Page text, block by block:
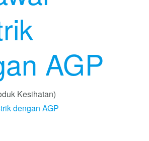
AGP
Kesihatan)